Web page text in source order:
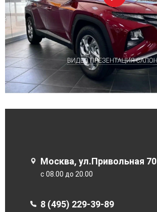
Москва, ул.Привольная 70
с 08.00 до 20.00
8 (495) 229-39-89